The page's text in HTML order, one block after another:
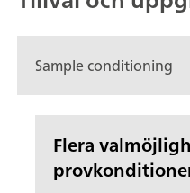
Sample conditioning
Flera